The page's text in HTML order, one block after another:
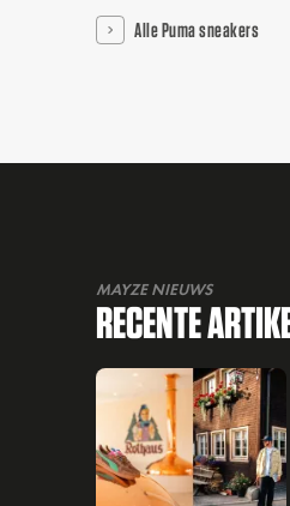
Alle Puma sneakers
MAYZE NIEUWS
RECENTE